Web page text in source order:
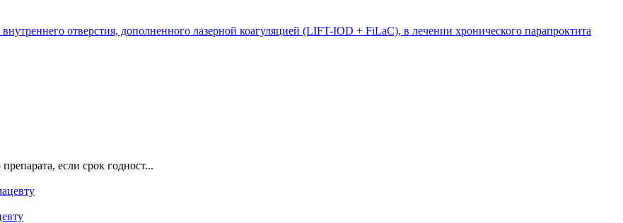
отверстия, дополненного лазерной коагуляцией (LIFT-IOD + FiLaC), в лечении хронического парапроктита
если срок годност...